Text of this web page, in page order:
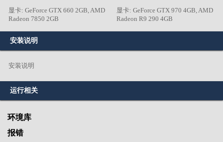
显卡: GeForce GTX 660 2GB, AMD
Radeon 7850 2GB
显卡: GeForce GTX 970 4GB, AMD
Radeon R9 290 4GB
安装说明
安装说明
运行相关
环境库
报错